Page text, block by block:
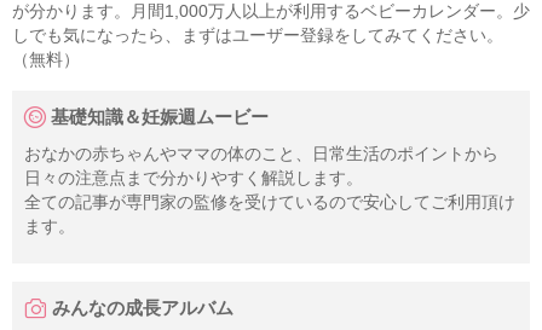
が分かります。月間1,000万人以上が利用するベビーカレンダー。少
しでも気になったら、まずはユーザー登録をしてみてください。
（無料）
基礎知識＆妊娠週ムービー
おなかの赤ちゃんやママの体のこと、日常生活のポイントから
日々の注意点まで分かりやすく解説します。
全ての記事が専門家の監修を受けているので安心してご利用頂け
ます。
みんなの成長アルバム